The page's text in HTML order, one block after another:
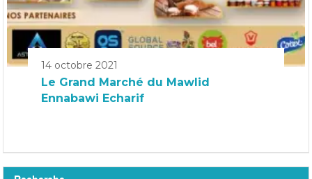
14 octobre 2021
Le Grand Marché du Mawlid
Ennabawi Echarif